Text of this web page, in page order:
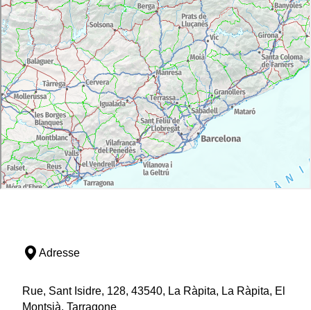
Adresse
Rue, Sant Isidre, 128, 43540, La Ràpita, La Ràpita, El
Montsià, Tarragone